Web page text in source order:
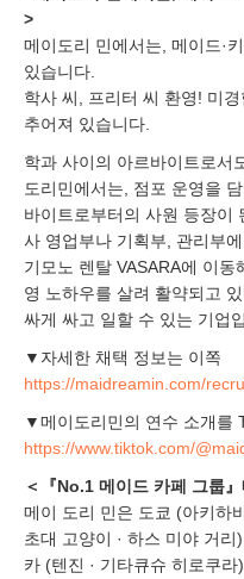
>
메이도리 민에서는, 메이드·
있습니다.
학사 씨, 프리터 씨 환영! 미
추어져 있습니다.
학과 사이의 아르바이트로서
도리민에서는, 점포 운영을
바이트로부터의 사원 등장이
사 영업부나 기획부, 관리부
기모노 렌탈 VASARA에 이
영 노하우를 살려 활약되고
싸게 싸고 일할 수 있는 기업
▼자세한 채택 정보는 이쪽
https://maidreamin.com/
▼메이도리민의 연수 소개를
https://www.tiktok.com/
＜『No.1 메이드 카페 그룹
메이 도리 민은 도쿄 (아키하
초대 고양이 · 하스 미야 거
카 (텐진 · 기타큐슈 히로쿠